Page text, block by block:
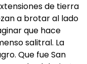
de tierra
a brotar al lado
que hace
salitral. La
Que fue San